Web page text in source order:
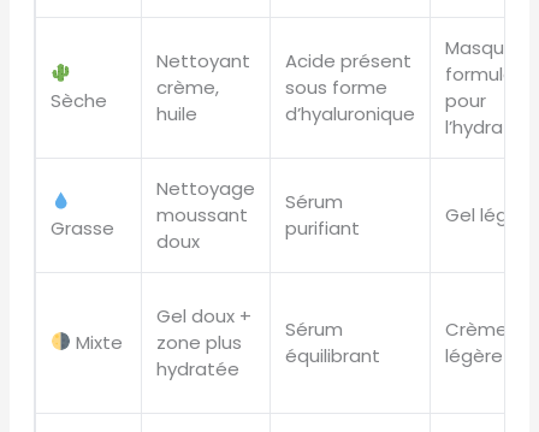
Sèche
Nettoyant
crème,
huile
Acide présent
sous forme
d’hyaluronique
Masque
formulé
pour
Grasse
Nettoyage
moussant
doux
Sérum
purifiant
Gel léger
Mixte
Gel doux +
zone plus
hydratée
Sérum
équilibrant
Crème
légère